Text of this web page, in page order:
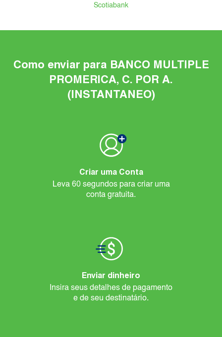
Scotiabank
Como enviar para BANCO MULTIPLE
PROMERICA, C. POR A.
(INSTANTANEO)
Criar uma Conta
Leva 60 segundos para criar uma
conta gratuita.
Enviar dinheiro
Insira seus detalhes de pagamento
e de seu destinatário.